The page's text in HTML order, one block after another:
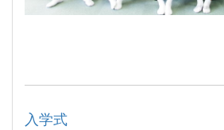
入学式